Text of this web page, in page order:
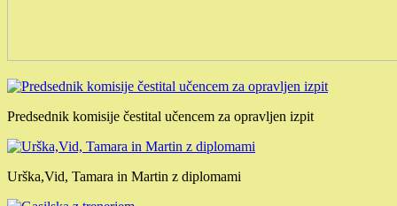
Predsednik komisije čestital učencem za opravljen izpit
Urška,Vid, Tamara in Martin z diplomami